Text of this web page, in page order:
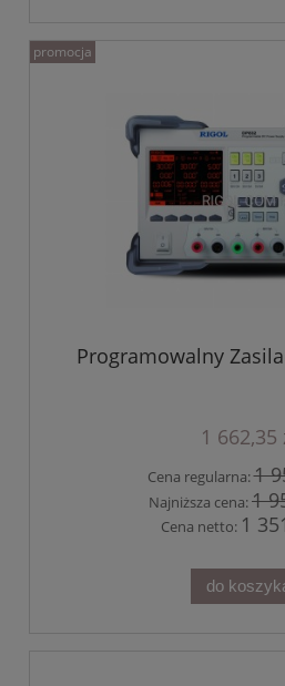
Programowalny
1 662,35
Cena regularna:1
Najniższa cena:1
Cena netto: 1
do
promocja